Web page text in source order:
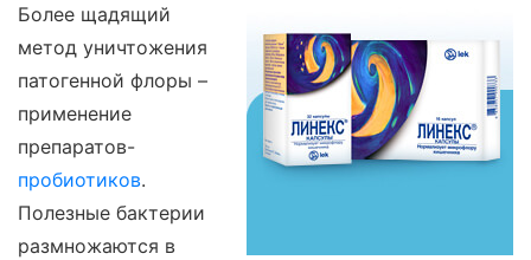
Более щадящий
метод уничтожения
патогенной флоры –
применение
препаратов-
пробиотиков.
Полезные бактерии
размножаются в